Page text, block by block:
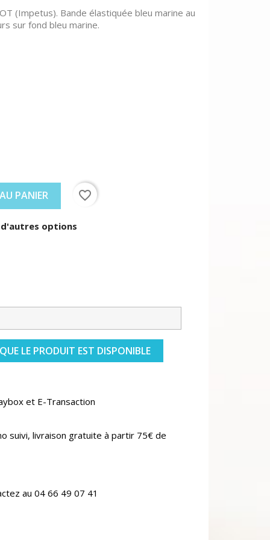
(Impetus). Bande élastiquée bleu marine au
sur fond bleu marine.
PANIER favorite_border
options
LE PRODUIT EST DISPONIBLE
et E-Transaction
suivi, livraison gratuite à partir 75€ de
au 04 66 49 07 41